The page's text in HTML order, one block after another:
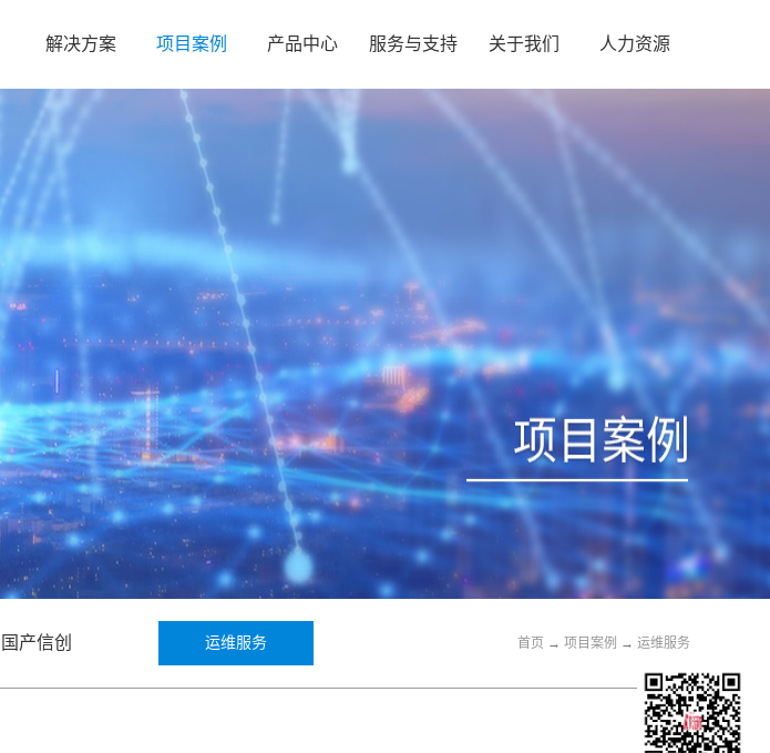
解决方案 项目案例 产品中心 服务与支持 关于我们 人力资源
国产信创 运维服务 首页 → 项目案例 → 运维服务